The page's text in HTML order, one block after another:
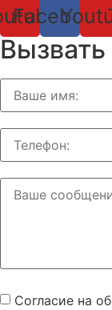
Facebook
Согласие на